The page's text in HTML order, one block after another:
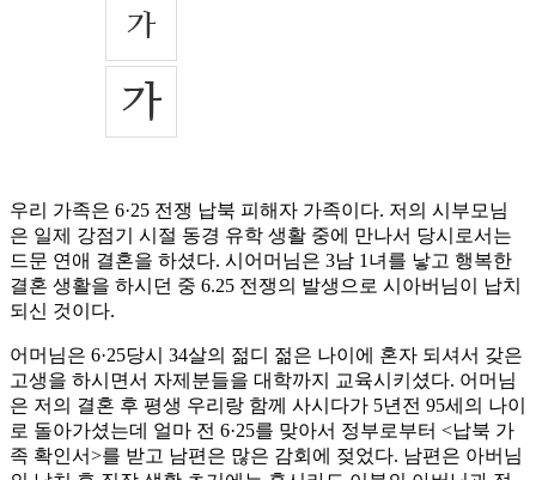
우리 가족은 6·25 전쟁 납북 피해자 가족이다. 저의 시부모님
은 일제 강점기 시절 동경 유학 생활 중에 만나서 당시로서는
드문 연애 결혼을 하셨다. 시어머님은 3남 1녀를 낳고 행복한
결혼 생활을 하시던 중 6.25 전쟁의 발생으로 시아버님이 납치
되신 것이다.
어머님은 6·25당시 34살의 젊디 젊은 나이에 혼자 되셔서 갖은
고생을 하시면서 자제분들을 대학까지 교육시키셨다. 어머님
은 저의 결혼 후 평생 우리랑 함께 사시다가 5년전 95세의 나이
로 돌아가셨는데 얼마 전 6·25를 맞아서 정부로부터 <납북 가
족 확인서>를 받고 남편은 많은 감회에 젖었다. 남편은 아버님